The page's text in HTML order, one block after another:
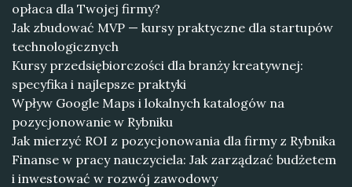
opłaca dla Twojej firmy?
Jak zbudować MVP — kursy praktyczne dla startupów
technologicznych
Kursy przedsiębiorczości dla branży kreatywnej:
specyfika i najlepsze praktyki
Wpływ Google Maps i lokalnych katalogów na
pozycjonowanie w Rybniku
Jak mierzyć ROI z pozycjonowania dla firmy z Rybnika
Finanse w pracy nauczyciela: Jak zarządzać budżetem
i inwestować w rozwój zawodowy